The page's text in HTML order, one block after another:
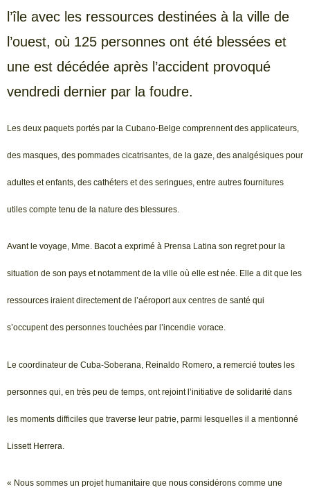
l’île avec les ressources destinées à la ville de
l’ouest, où 125 personnes ont été blessées et
une est décédée après l’accident provoqué
vendredi dernier par la foudre.
Les deux paquets portés par la Cubano-Belge comprennent des applicateurs,
des masques, des pommades cicatrisantes, de la gaze, des analgésiques pour
adultes et enfants, des cathéters et des seringues, entre autres fournitures
utiles compte tenu de la nature des blessures.
Avant le voyage, Mme. Bacot a exprimé à Prensa Latina son regret pour la
situation de son pays et notamment de la ville où elle est née. Elle a dit que les
ressources iraient directement de l’aéroport aux centres de santé qui
s’occupent des personnes touchées par l’incendie vorace.
Le coordinateur de Cuba-Soberana, Reinaldo Romero, a remercié toutes les
personnes qui, en très peu de temps, ont rejoint l’initiative de solidarité dans
les moments difficiles que traverse leur patrie, parmi lesquelles il a mentionné
Lissett Herrera.
« Nous sommes un projet humanitaire que nous considérons comme une